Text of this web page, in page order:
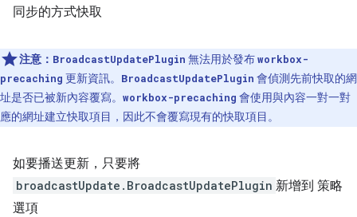
同步的方式快取
注意： BroadcastUpdatePlugin 無法用於發布workbox-
precaching 更新資訊。 BroadcastUpdatePlugin 會偵測先前快取的網
址是否已被新內容覆寫。 workbox-precaching 會使用與內容一對一對
應的網址建立快取項目，因此不會覆寫現有的快取項目。
如要播送更新，只要將
broadcastUpdate.BroadcastUpdatePlugin 新增到 策略
選項